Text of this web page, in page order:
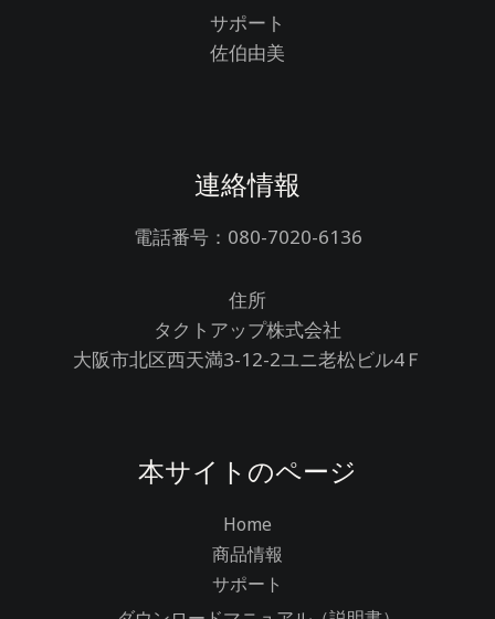
サポート
佐伯由美
連絡情報
電話番号：080-7020-6136
住所
タクトアップ株式会社
大阪市北区西天満3-12-2ユニ老松ビル4Ｆ
本サイトのページ
Home
商品情報
サポート